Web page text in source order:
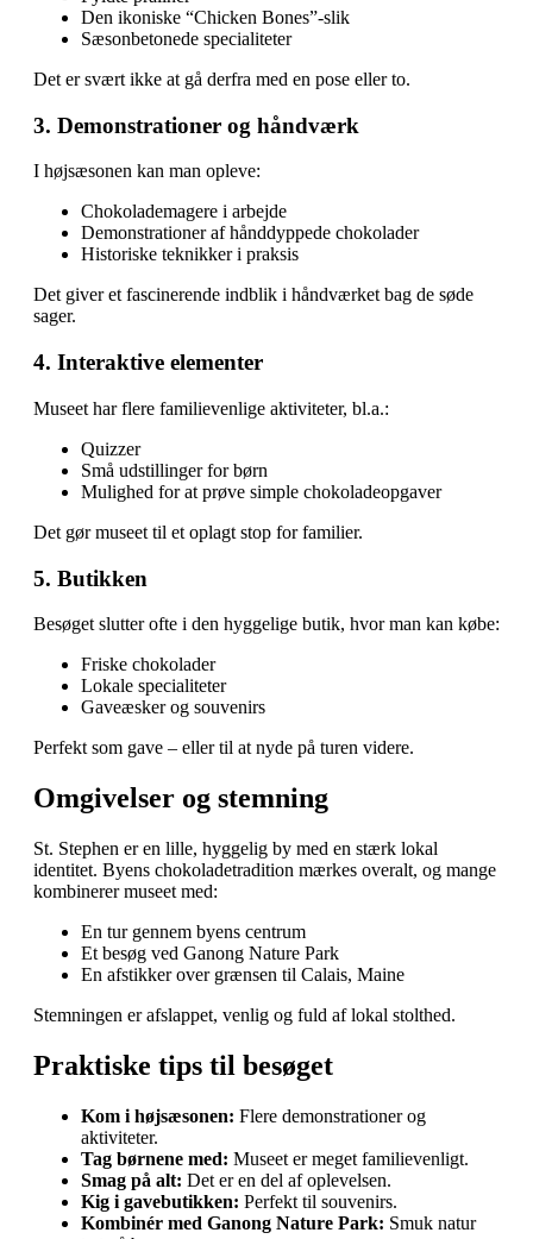
Den ikoniske “Chicken Bones”-slik
Sæsonbetonede specialiteter
Det er svært ikke at gå derfra med en pose eller to.
3. Demonstrationer og håndværk
I højsæsonen kan man opleve:
Chokolademagere i arbejde
Demonstrationer af hånddyppede chokolader
Historiske teknikker i praksis
Det giver et fascinerende indblik i håndværket bag de søde
sager.
4. Interaktive elementer
Museet har flere familievenlige aktiviteter, bl.a.:
Quizzer
Små udstillinger for børn
Mulighed for at prøve simple chokoladeopgaver
Det gør museet til et oplagt stop for familier.
5. Butikken
Besøget slutter ofte i den hyggelige butik, hvor man kan købe:
Friske chokolader
Lokale specialiteter
Gaveæsker og souvenirs
Perfekt som gave – eller til at nyde på turen videre.
Omgivelser og stemning
St. Stephen er en lille, hyggelig by med en stærk lokal
identitet. Byens chokoladetradition mærkes overalt, og mange
kombinerer museet med:
En tur gennem byens centrum
Et besøg ved Ganong Nature Park
En afstikker over grænsen til Calais, Maine
Stemningen er afslappet, venlig og fuld af lokal stolthed.
Praktiske tips til besøget
Kom i højsæsonen: Flere demonstrationer og
aktiviteter.
Tag børnene med: Museet er meget familievenligt.
Smag på alt: Det er en del af oplevelsen.
Kig i gavebutikken: Perfekt til souvenirs.
Kombinér med Ganong Nature Park: Smuk natur